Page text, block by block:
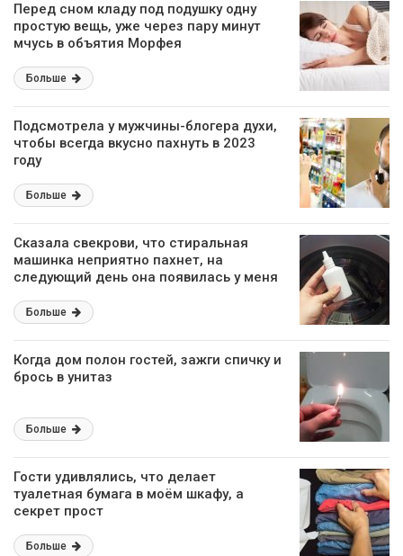
Перед сном кладу под подушку одну
простую вещь, уже через пару минут
мчусь в объятия Морфея
Больше
Подсмотрела у мужчины-блогера духи,
чтобы всегда вкусно пахнуть в 2023
году
Больше
Сказала свекрови, что стиральная
машинка неприятно пахнет, на
следующий день она появилась у меня
Больше
Когда дом полон гостей, зажги спичку и
брось в унитаз
Больше
Гости удивлялись, что делает
туалетная бумага в моём шкафу, а
секрет прост
Больше